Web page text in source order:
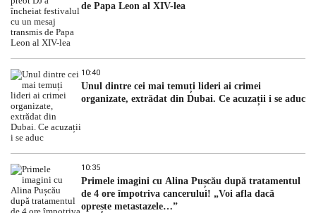
de Papa Leon al XIV-lea
10:40
Unul dintre cei mai temuți lideri ai crimei
organizate, extrădat din Dubai. Ce acuzații i se aduc
10:35
Primele imagini cu Alina Pușcău după tratamentul
de 4 ore împotriva cancerului! „Voi afla dacă
oprește metastazele…”